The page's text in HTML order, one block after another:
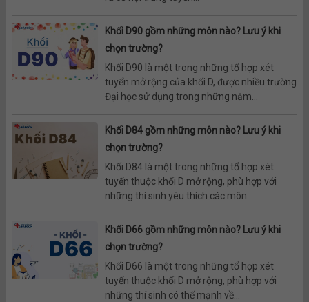
Khối D90 gồm những môn nào? Lưu ý khi
chọn trường?
Khối D90 là một trong những tổ hợp xét
tuyển mở rộng của khối D, được nhiều trường
Đại học sử dụng trong những năm...
Khối D84 gồm những môn nào? Lưu ý khi
chọn trường?
Khối D84 là một trong những tổ hợp xét
tuyển thuộc khối D mở rộng, phù hợp với
những thí sinh yêu thích các môn...
Khối D66 gồm những môn nào? Lưu ý khi
chọn trường?
Khối D66 là một trong những tổ hợp xét
tuyển thuộc khối D mở rộng, phù hợp với
những thí sinh có thế mạnh về...